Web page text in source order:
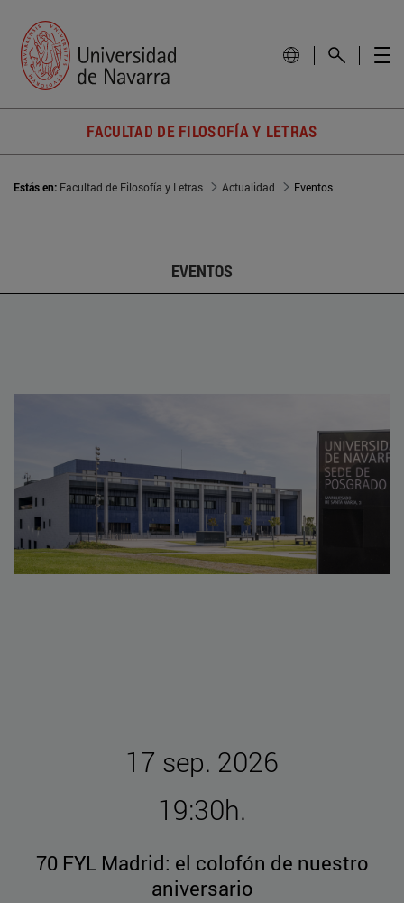
FACULTAD DE FILOSOFÍA Y LETRAS
Estás en: Facultad de Filosofía y Letras Actualidad Eventos
EVENTOS
17 sep. 2026
19:30h.
70 FYL Madrid: el colofón de nuestro
aniversario